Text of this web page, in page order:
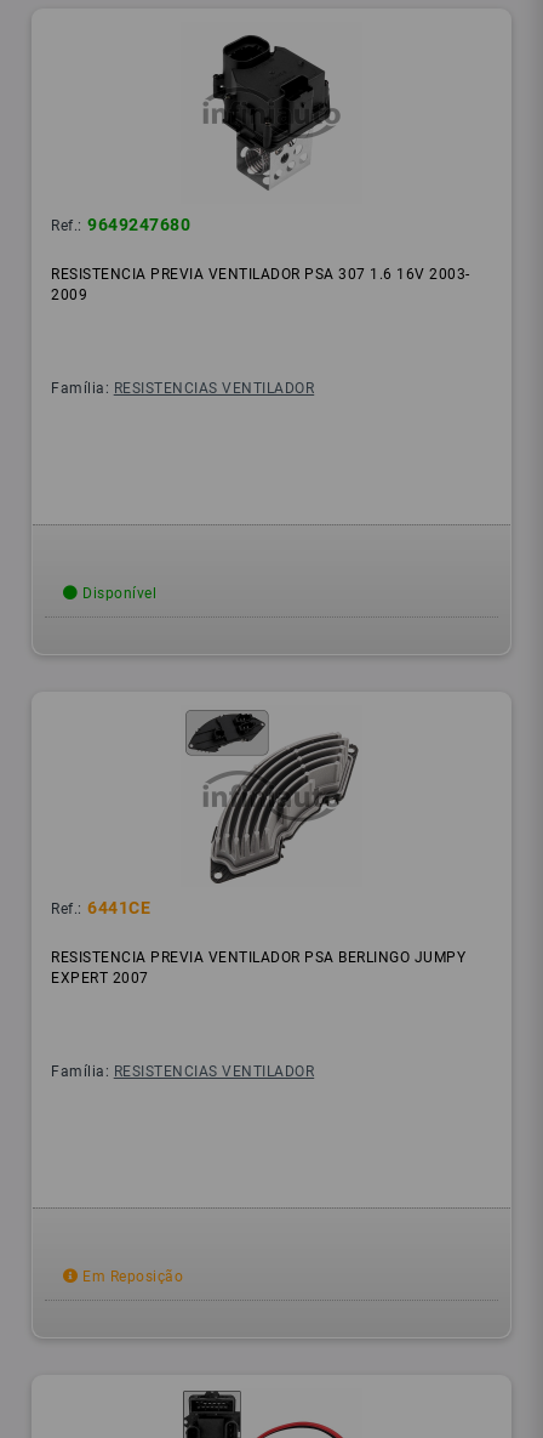
Ref.: 9649247680
RESISTENCIA PREVIA VENTILADOR PSA 307 1.6 16V 2003-
2009
Família: RESISTENCIAS VENTILADOR
Disponível
Ref.: 6441CE
RESISTENCIA PREVIA VENTILADOR PSA BERLINGO JUMPY
EXPERT 2007
Família: RESISTENCIAS VENTILADOR
Em Reposição